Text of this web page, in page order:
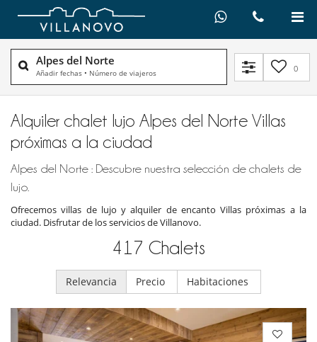
Alpes del Norte
Añadir fechas • Número de viajeros 0
Alquiler chalet lujo Alpes del Norte Villas
próximas a la ciudad
Alpes del Norte : Descubre nuestra selección de chalets de
lujo.
Ofrecemos villas de lujo y alquiler de encanto Villas próximas a la
ciudad. Disfrutar de los servicios de Villanovo.
417 Chalets
Relevancia Precio Habitaciones